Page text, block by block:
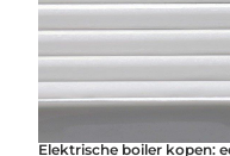
Elektrische boiler kopen: